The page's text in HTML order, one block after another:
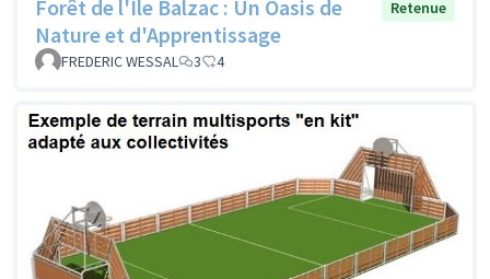
Forêt de l'Île Balzac : Un Oasis de
Nature et d'Apprentissage
Retenue
FREDERIC WESSAL 3 4